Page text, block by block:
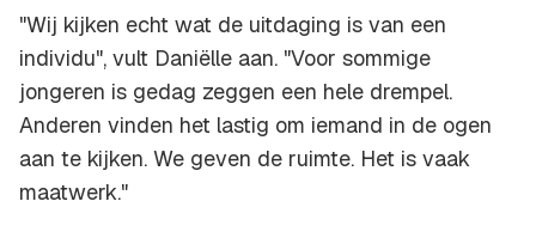
"Wij kijken echt wat de uitdaging is van een
individu", vult Daniëlle aan. "Voor sommige
jongeren is gedag zeggen een hele drempel.
Anderen vinden het lastig om iemand in de ogen
aan te kijken. We geven de ruimte. Het is vaak
maatwerk."